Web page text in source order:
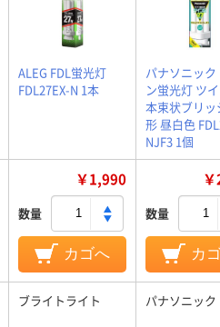
ALEG FDL蛍光灯
FDL27EX-N 1本
パナソニック
ン蛍光灯 ツ
本束状ブリッ
形 昼白色
NJF3 1個
￥1,990
数量
カゴへ
数量
カ
ブライトライト パナソニック